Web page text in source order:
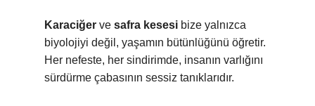
Karaciğer ve safra kesesi bize yalnızca
biyolojiyi değil, yaşamın bütünlüğünü öğretir.
Her nefeste, her sindirimde, insanın varlığını
sürdürme çabasının sessiz tanıklarıdır.